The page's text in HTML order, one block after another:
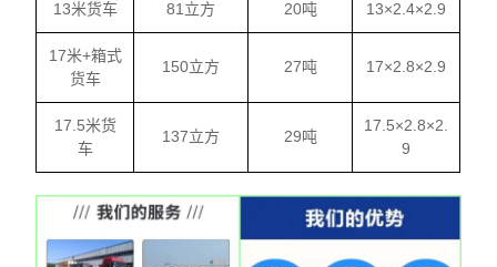
13米货车 81立方 20吨 13×2.4×2.9
17米+箱式
货车
150立方 27吨 17×2.8×2.9
17.5米货
车
137立方 29吨
17.5×2.8×2.
9